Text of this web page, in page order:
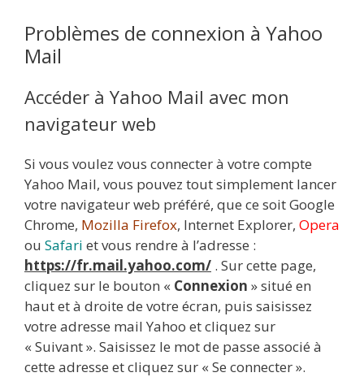
Problèmes de connexion à Yahoo
Mail
Accéder à Yahoo Mail avec mon
navigateur web
Si vous voulez vous connecter à votre compte
Yahoo Mail, vous pouvez tout simplement lancer
votre navigateur web préféré, que ce soit Google
Chrome, Mozilla Firefox, Internet Explorer, Opera
ou Safari et vous rendre à l’adresse :
https://fr.mail.yahoo.com/ . Sur cette page,
cliquez sur le bouton « Connexion » situé en
haut et à droite de votre écran, puis saisissez
votre adresse mail Yahoo et cliquez sur
« Suivant ». Saisissez le mot de passe associé à
cette adresse et cliquez sur « Se connecter ».